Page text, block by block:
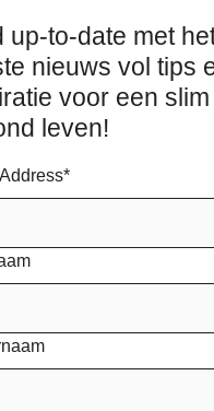
up-to-date met
nieuws vol tips
voor een
leven!
*